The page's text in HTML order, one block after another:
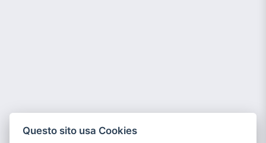
Questo sito usa Cookies